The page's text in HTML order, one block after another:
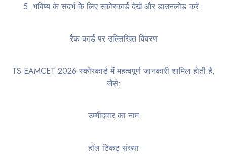
5. भविष्य के संदर्भ के लिए स्कोरकार्ड देखें और डाउनलोड करें।
रैंक कार्ड पर उल्लिखित विवरण
TS EAMCET 2026 स्कोरकार्ड में महत्वपूर्ण जानकारी शामिल होती है,
जैसे:
उम्मीदवार का नाम
हॉल टिकट संख्या